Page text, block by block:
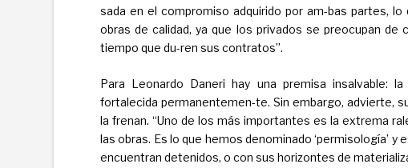
sada en el compromiso adquirido por am-bas partes,
obras de calidad, ya que los privados se preocupan de
tiempo que du-ren sus contratos”.
Para Leonardo Daneri hay una premisa insalvable:
fortalecida permanentemen-te. Sin embargo, advierte,
la frenan. “Uno de los más importantes es la extrema
las obras. Es lo que hemos denominado ‘permisología’
encuentran detenidos, o con sus horizontes de